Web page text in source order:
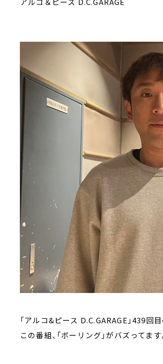
「アルコ&ピース D.C.GARAGE」439回
この番組、「ボーリング」がバズってます